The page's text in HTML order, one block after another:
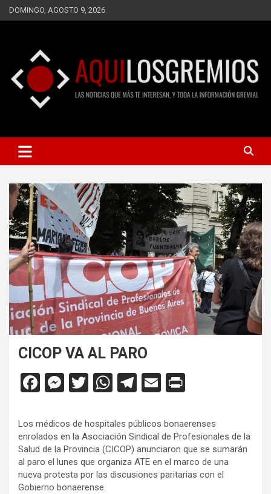
Saltar
al
DOMINGO, AGOSTO 9, 2026
AQUÍ LOS GREMIOS
INFORMACIÓN GREMIAL
CICOP VA AL PARO
F
ce
b
o
o
M
se
n
g
er
T
tt
er
W
at
s
A
p
T
e
gr
a
m
E
ail tF
ri
e
n
Los médicos de hospitales públicos bonaerenses
enrolados en la Asociación Sindical de Profesionales de la
Salud de la Provincia (CICOP) anunciaron que se sumarán
al paro el lunes que organiza ATE en el marco de una
nueva protesta por las discusiones paritarias con el
Gobierno bonaerense.